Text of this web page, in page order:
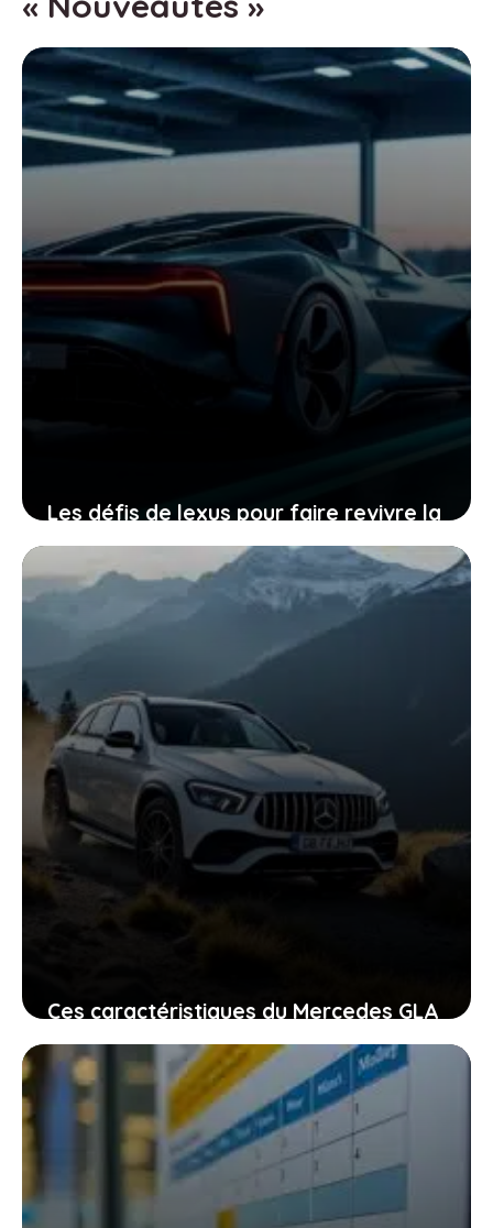
Les défis de lexus pour faire revivre la
lfa en version 100% électrique
12 décembre 2025
Ces caractéristiques du Mercedes GLA
qui font vibrer les passionnés
d’élégance et d’aventure
27 janvier 2026